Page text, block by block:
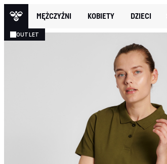
MĘŻCZYŹNI KOBIETY DZIECI
OUTLET